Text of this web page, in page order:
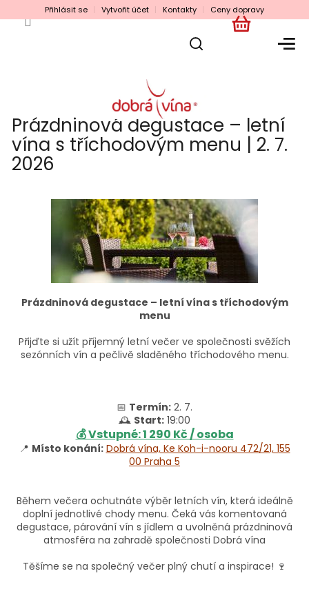
na
Přihlásit se Vytvořit účet Kontakty Ceny dopravy
NÁKUPNÍ
Prázdninová degustace – letní
vína s tříchodovým menu | 2. 7.
2026
Prázdninová degustace – letní vína s tříchodovým
menu
Přijďte si užít příjemný letní večer ve společnosti svěžích
sezónních vín a pečlivě sladěného tříchodového menu.
📅 Termín: 2. 7.
🕰 Start: 19:00
💰 Vstupné: 1 290 Kč / osoba
📍 Místo konání: Dobrá vína, Ke Koh-i-nooru 472/21, 155
00 Praha 5
Během večera ochutnáte výběr letních vín, která ideálně
doplní jednotlivé chody menu. Čeká vás komentovaná
degustace, párování vín s jídlem a uvolněná prázdninová
atmosféra na zahradě společnosti Dobrá vína
Těšíme se na společný večer plný chutí a inspirace! 🍷